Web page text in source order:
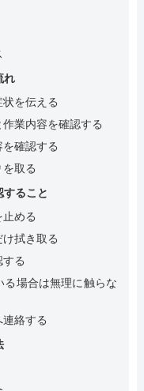
れ
を伝える
業内容を確認する
確認する
取る
ること
める
拭き取る
る
る場合は無理に触らな
絡する